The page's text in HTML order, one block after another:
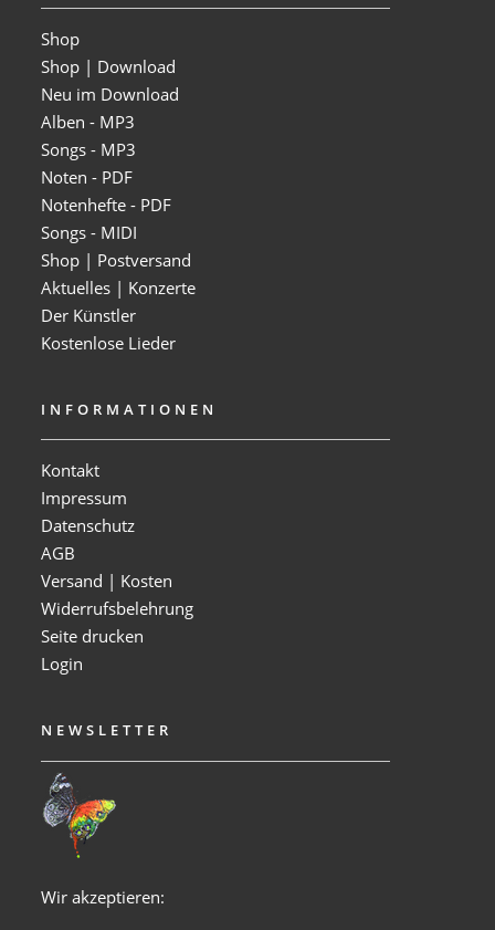
Shop
Shop | Download
Neu im Download
Alben - MP3
Songs - MP3
Noten - PDF
Notenhefte - PDF
Songs - MIDI
Shop | Postversand
Aktuelles | Konzerte
Der Künstler
Kostenlose Lieder
INFORMATIONEN
Kontakt
Impressum
Datenschutz
AGB
Versand | Kosten
Widerrufsbelehrung
Seite drucken
Login
NEWSLETTER
Wir akzeptieren: